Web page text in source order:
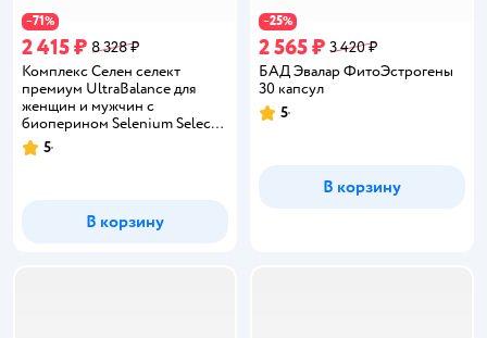
−71%
2 415 ₽ 8 328 ₽
Комплекс Селен селект
премиум UltraBalance для
женщин и мужчин с
биоперином Selenium Select
BioPerine БАД 90 капсул
Рейтинг:
5
В корзину
−25%
2 565 ₽ 3 420 ₽
БАД Эвалар ФитоЭстрогены
30 капсул
Рейтинг:
5
В корзину